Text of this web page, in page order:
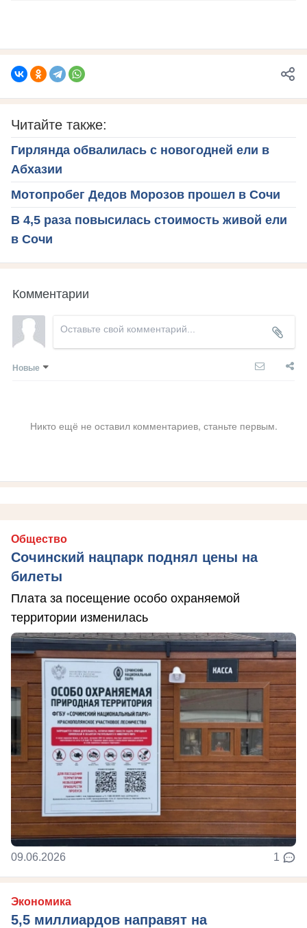
Читайте также:
Гирлянда обвалилась с новогодней ели в
Абхазии
Мотопробег Дедов Морозов прошел в Сочи
В 4,5 раза повысилась стоимость живой ели
в Сочи
Комментарии
Новые
Никто ещё не оставил комментариев, станьте первым.
Общество
Сочинский нацпарк поднял цены на
билеты
Плата за посещение особо охраняемой
территории изменилась
09.06.2026 1
Экономика
5,5 миллиардов направят на